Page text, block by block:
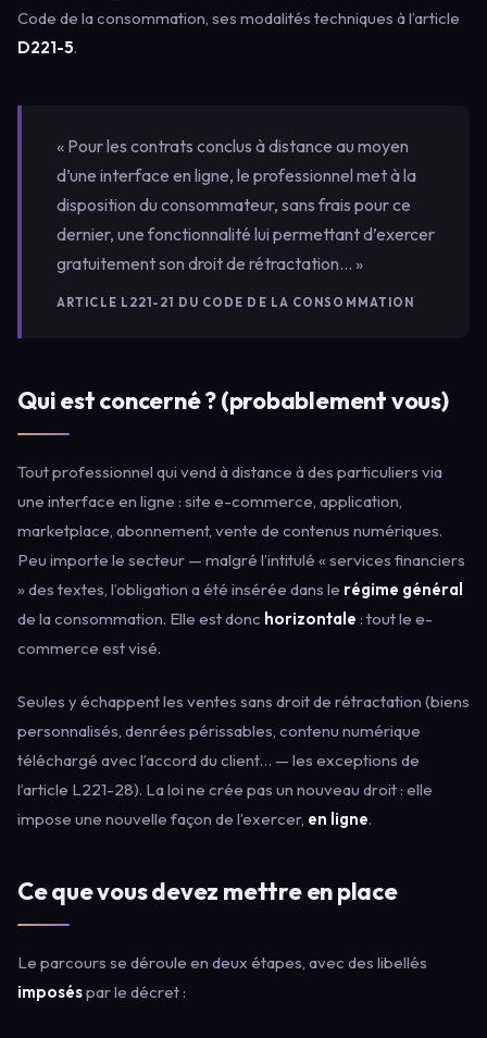
Code de la consommation, ses modalités techniques à l’article
D221-5.
« Pour les contrats conclus à distance au moyen
d’une interface en ligne, le professionnel met à la
disposition du consommateur, sans frais pour ce
dernier, une fonctionnalité lui permettant d’exercer
gratuitement son droit de rétractation… »
ARTICLE L221-21 DU CODE DE LA CONSOMMATION
Qui est concerné ? (probablement vous)
Tout professionnel qui vend à distance à des particuliers via
une interface en ligne : site e-commerce, application,
marketplace, abonnement, vente de contenus numériques.
Peu importe le secteur — malgré l’intitulé « services financiers
» des textes, l’obligation a été insérée dans le régime général
de la consommation. Elle est donc horizontale : tout le e-
commerce est visé.
Seules y échappent les ventes sans droit de rétractation (biens
personnalisés, denrées périssables, contenu numérique
téléchargé avec l’accord du client… — les exceptions de
l’article L221-28). La loi ne crée pas un nouveau droit : elle
impose une nouvelle façon de l’exercer, en ligne.
Ce que vous devez mettre en place
Le parcours se déroule en deux étapes, avec des libellés
imposéspar le décret :